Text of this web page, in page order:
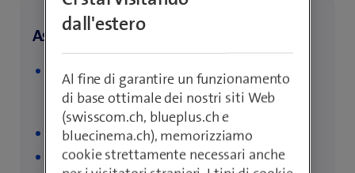
Assenza di rete? Ecco un breve riassunto
Le zone fuori copertura sono fastidiose e
costituiscono purtroppo un problema fin troppo
frequente.
Vediamo quali sono le cause
e alcuni semplici consigli per una migliore
dall'estero
Al fine di garantire un funzionamento
di base ottimale dei nostri siti Web
(swisscom.ch, blueplus.ch e
bluecinema.ch), memorizziamo
cookie strettamente necessari anche